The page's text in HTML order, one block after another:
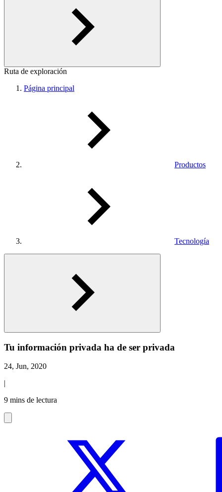
Ruta de exploración
Página principal
Productos
Tecnología
Tu información privada ha de ser privada
24, Jun, 2020
|
9 mins de lectura